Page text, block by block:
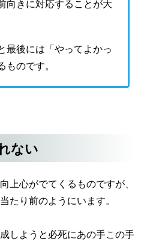
向きに対応することが大
最後には「やってよかっ
のです。
ない
上心がでてくるものですが、
たり前のようにいます。
しようと必死にあの手この手